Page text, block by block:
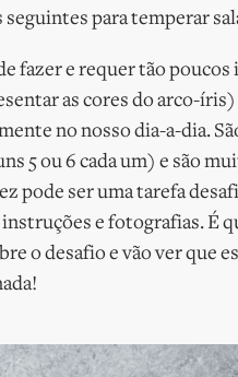
para temperar
fazer e requer tão
as cores do arco-
no nosso dia-a-dia.
5 ou 6 cada um) e são
pode ser uma tarefa
instruções e fotografias. É
o desafio e vão ver que